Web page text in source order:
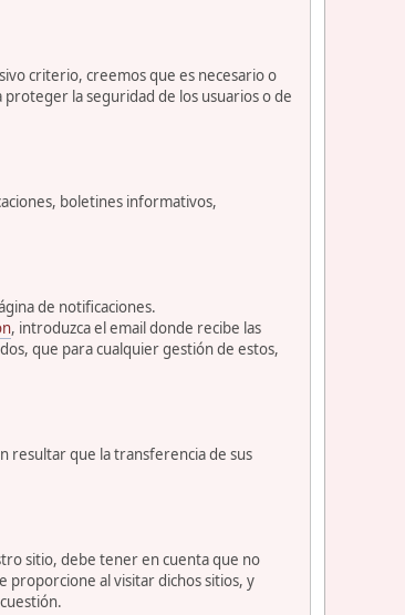
criterio, creemos que es necesario o
la seguridad de los usuarios o de
boletines informativos,
de notificaciones.
, introduzca el email donde recibe las
que para cualquier gestión de estos,
resultar que la transferencia de sus
sitio, debe tener en cuenta que no
proporcione al visitar dichos sitios, y